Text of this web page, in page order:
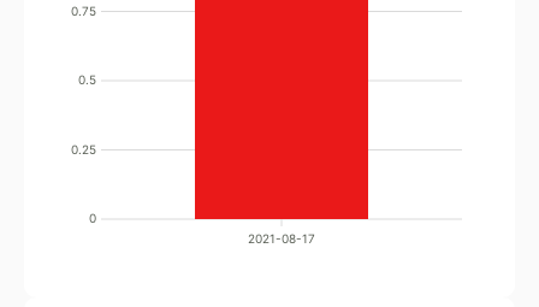
0
0.25
0.5
0.75
2021-08-17